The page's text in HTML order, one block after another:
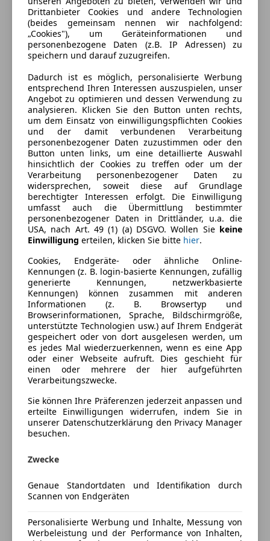
Energieverbrauch
Kraftstoff Benzin
Farbe und Innenausstattung
Lackierung Andere
Fahrzeugbeschreibung
W123 280CE Automatik in einen schönen Zustand zu
verkaufen.
Benzinpumpe NEU
Öl inkl Ölfilter NEU
Zündkerzen NEU
Luftfilter NEU
Das Fahrzeug fährt sich gut jedoch ist es vorher
einige Jahre gestanden. Deshalb gibt es kein gültiges
Pickerl. Dürfte aber nicht viel zu machen sein.
0664/8511030
Mehr anzeigen
Versicherungsschutz an Ihre Bedürfnisse
Drittanbieter Cookies und andere Technologien
(beides gemeinsam nennen wir nachfolgend:
„Cookies"), um Geräteinformationen und
personenbezogene Daten (z.B. IP Adressen) zu
speichern und darauf zuzugreifen.
Dadurch ist es möglich, personalisierte Werbung
entsprechend Ihren Interessen auszuspielen, unser
Angebot zu optimieren und dessen Verwendung zu
analysieren. Klicken Sie den Button unten rechts,
um dem Einsatz von einwilligungspflichten Cookies
und der damit verbundenen Verarbeitung
personenbezogener Daten zuzustimmen oder den
Button unten links, um eine detaillierte Auswahl
hinsichtlich der Cookies zu treffen oder um der
Verarbeitung personenbezogener Daten zu
widersprechen, soweit diese auf Grundlage
berechtigter Interessen erfolgt. Die Einwilligung
umfasst auch die Übermittlung bestimmter
personenbezogener Daten in Drittländer, u.a. die
USA, nach Art. 49 (1) (a) DSGVO. Wollen Sie keine
Einwilligung erteilen, klicken Sie bitte hier.
Cookies, Endgeräte- oder ähnliche Online-
Kennungen (z. B. login-basierte Kennungen, zufällig
generierte Kennungen, netzwerkbasierte
Kennungen) können zusammen mit anderen
Informationen (z. B. Browsertyp und
Browserinformationen, Sprache, Bildschirmgröße,
unterstützte Technologien usw.) auf Ihrem Endgerät
gespeichert oder von dort ausgelesen werden, um
es jedes Mal wiederzuerkennen, wenn es eine App
oder einer Webseite aufruft. Dies geschieht für
einen oder mehrere der hier aufgeführten
Verarbeitungszwecke.
Sie können Ihre Präferenzen jederzeit anpassen und
erteilte Einwilligungen widerrufen, indem Sie in
unserer Datenschutzerklärung den Privacy Manager
besuchen.
Zwecke
Genaue Standortdaten und Identifikation durch
Scannen von Endgeräten
Personalisierte Werbung und Inhalte, Messung von
Werbeleistung und der Performance von Inhalten,